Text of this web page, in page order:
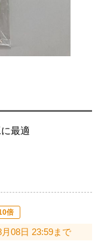
最適
倍
08日 23:59まで